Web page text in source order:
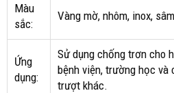
Màu
sắc:
Vàng mờ, nhôm, inox,
Ứng
dụng:
Sử dụng chống trơn cho
bệnh viện, trường học
trượt khác.